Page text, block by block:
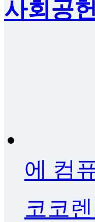
사회공헌
에 컴
코코